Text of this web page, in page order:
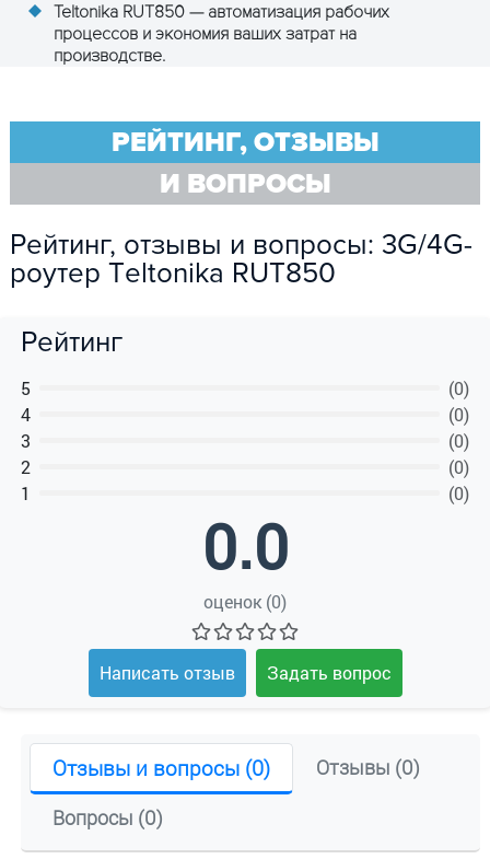
Teltonika RUT850 — автоматизация рабочих
процессов и экономия ваших затрат на
производстве.
РЕЙТИНГ, ОТЗЫВЫ
И ВОПРОСЫ
Рейтинг, отзывы и вопросы: 3G/4G-
роутер Тeltonika RUT850
Рейтинг
5
(0)
4
(0)
3
(0)
2
(0)
1
(0)
0.0
оценок (0)
Написать отзыв Задать вопрос
Отзывы и вопросы (0)
Отзывы (0)
Вопросы (0)